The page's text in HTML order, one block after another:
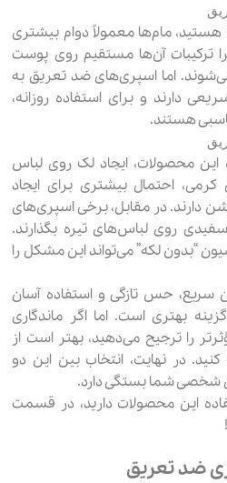
هستید، مام‌ها معمولاً دوام بیشتری
ترکیبات آن‌ها مستقیم روی پوست
اما اسپری‌های ضد تعریق به
دارند و برای استفاده روزانه،
هستند.
این محصولات، ایجاد لک روی لباس
احتمال بیشتری برای ایجاد
دارند. در مقابل، برخی اسپری‌های
روی لباس‌های تیره بگذارند.
“بدون لکه” می‌تواند این مشکل را
حس تازگی و استفاده آسان
بهتری است. اما اگر ماندگاری
را ترجیح می‌دهید، بهتر است از
در نهایت، انتخاب بین این دو
شخصی شما بستگی دارد.
این محصولات دارید، در قسمت
ضد تعریق